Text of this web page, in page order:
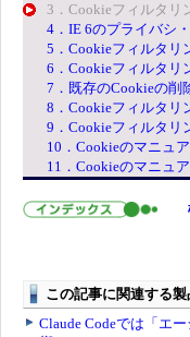
3．Cookieフィルタリ
4．IE 6のプライバシ
5．Cookieフィルタリ
6．Cookieフィルタリ
7．既存のCookieの削
8．Cookieフィルタリ
9．Cookieフィルタリ
10．Cookieのマニュア
11．Cookieのマニュア